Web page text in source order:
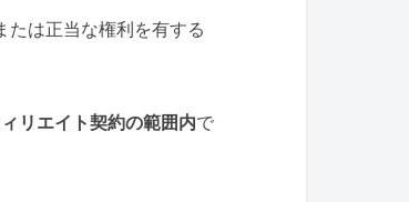
たは正当な権利を有する
リエイト契約の範囲内で